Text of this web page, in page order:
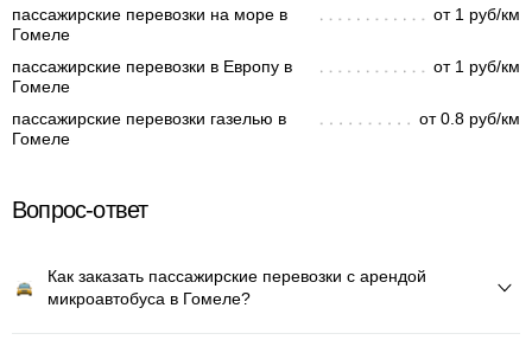
пассажирские перевозки на море в
Гомеле
от 1 руб/км
пассажирские перевозки в Европу в
Гомеле
от 1 руб/км
пассажирские перевозки газелью в
Гомеле
от 0.8 руб/км
Вопрос-ответ
Как заказать пассажирские перевозки с арендой
микроавтобуса в Гомеле?